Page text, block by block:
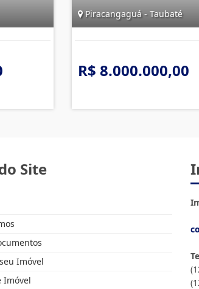
Piracangaguá - Taubaté
R$ 8.000.000,00
Site
Imóvel
Imóvel